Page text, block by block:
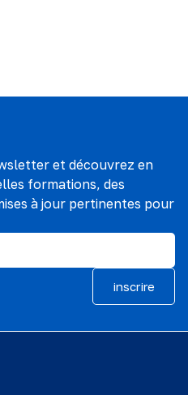
et découvrez en
formations, des
à jour pertinentes pour
inscrire